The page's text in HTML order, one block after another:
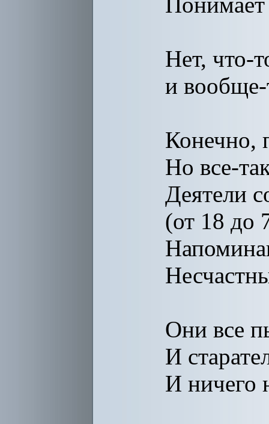
Нет, что-
и вообще-
Конечно,
Но все-
Деятели
(от 18 до
Они все
И
И ничего